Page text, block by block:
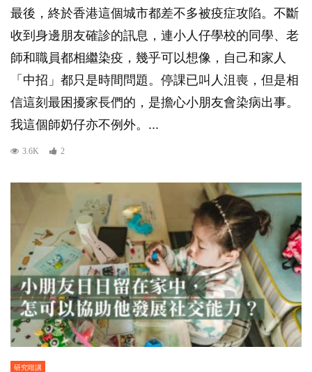
最後，終於香港這個城市都差不多被疫症攻陷。不斷
收到身邊朋友確診的訊息，連小人仔學校的同學、老
師和職員都相繼染疫，幾乎可以想像，自己和家人
「中招」都只是時間問題。停課已叫人沮喪，但是相
信這刻最困擾家長們的，是擔心小朋友會染病出事。
我這個師奶仔亦不例外。...
3.6K 2
研究咁講